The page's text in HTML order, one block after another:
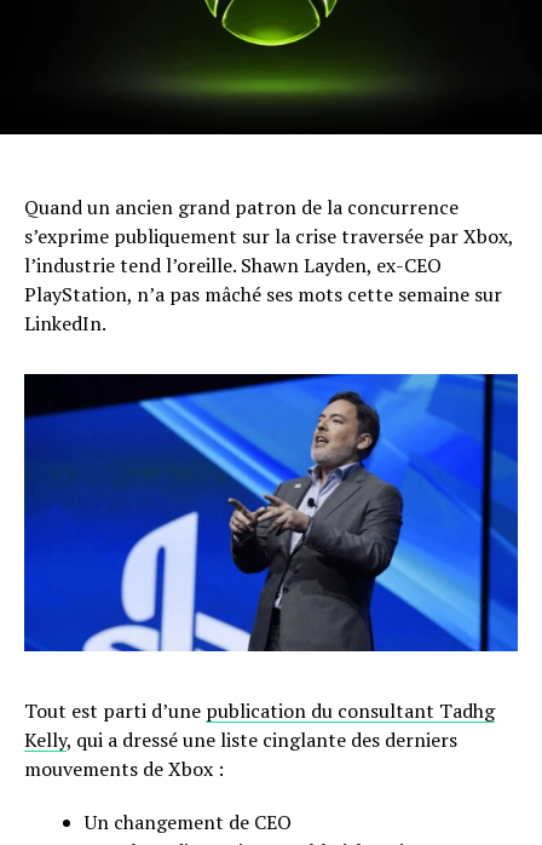
Quand un ancien grand patron de la concurrence
s’exprime publiquement sur la crise traversée par Xbox,
l’industrie tend l’oreille. Shawn Layden, ex-CEO
PlayStation, n’a pas mâché ses mots cette semaine sur
LinkedIn.
Tout est parti d’une publication du consultant Tadhg
Kelly, qui a dressé une liste cinglante des derniers
mouvements de Xbox :
Un changement de CEO